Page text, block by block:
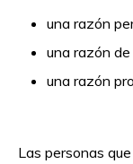
una razón
una razón
una razón
Las personas